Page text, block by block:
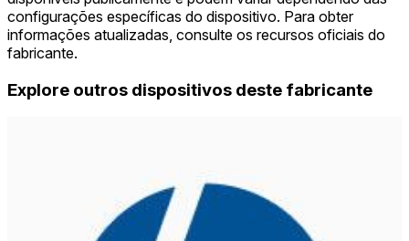
configurações específicas do dispositivo. Para obter
informações atualizadas, consulte os recursos oficiais do
fabricante.
Explore outros dispositivos deste fabricante